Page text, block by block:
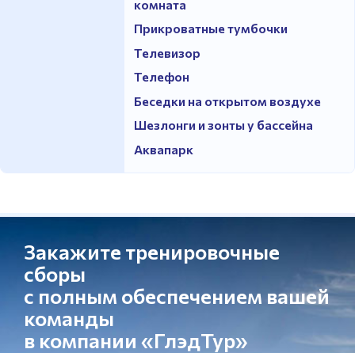
комната
Прикроватные тумбочки
Телевизор
Телефон
Беседки на открытом воздухе
Шезлонги и зонты у бассейна
Аквапарк
Закажите тренировочные
сборы
с полным обеспечением вашей
команды
в компании «ГлэдТур»